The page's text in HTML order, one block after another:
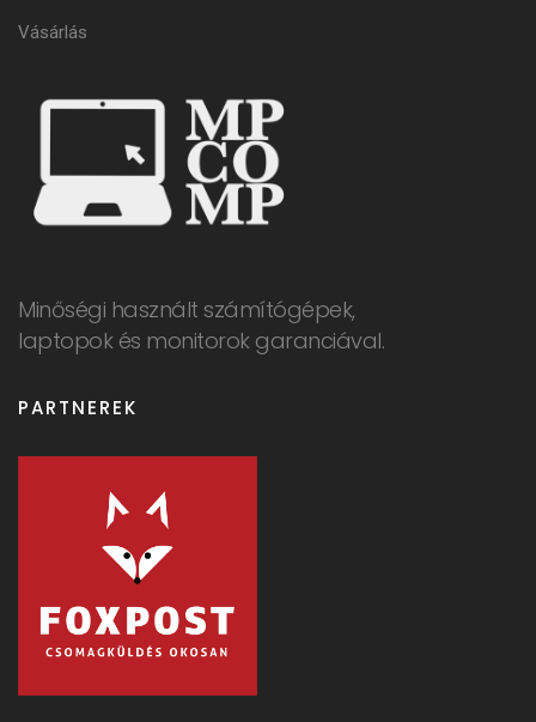
Minőségi használt számítógépek,
laptopok és monitorok garanciával.
Vásárlás
PARTNEREK